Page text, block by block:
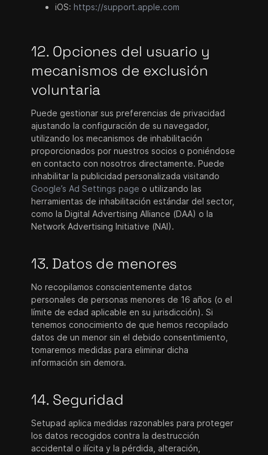
iOS:https://support.apple.com
12. Opciones del usuario y
mecanismos de exclusión
voluntaria
Puede gestionar sus preferencias de privacidad
ajustando la configuración de su navegador,
utilizando los mecanismos de inhabilitación
proporcionados por nuestros socios o poniéndose
en contacto con nosotros directamente. Puede
inhabilitar la publicidad personalizada visitando
Google’s Ad Settings page o utilizando las
herramientas de inhabilitación estándar del sector,
como la Digital Advertising Alliance (DAA) o la
Network Advertising Initiative (NAI).
13. Datos de menores
No recopilamos conscientemente datos
personales de personas menores de 16 años (o el
límite de edad aplicable en su jurisdicción). Si
tenemos conocimiento de que hemos recopilado
datos de un menor sin el debido consentimiento,
tomaremos medidas para eliminar dicha
información sin demora.
14. Seguridad
Setupad aplica medidas razonables para proteger
los datos recogidos contra la destrucción
accidental o ilícita y la pérdida, alteración,